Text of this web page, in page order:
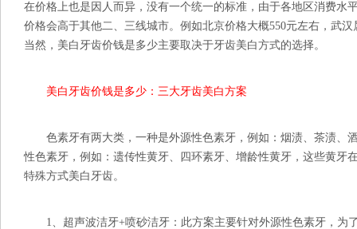
在价格上也是因人而异，没有一个统一的标准，由于各地区消费水
价格会高于其他二、三线城市。例如北京价格大概550元左右，武
当然，美白牙齿价钱是多少主要取决于牙齿美白方式的选择。
美白牙齿价钱是多少：三大牙齿美白方案
色素牙有两大类，一种是外源性色素牙，例如：烟渍、茶渍、
性色素牙，例如：遗传性黄牙、四环素牙、增龄性黄牙，这些黄牙
特殊方式美白牙齿。
1、超声波洁牙+喷砂洁牙：此方案主要针对外源性色素牙，为